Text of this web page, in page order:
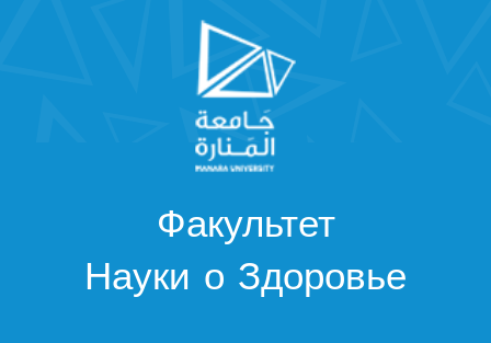
Факультет
Науки о Здоровье